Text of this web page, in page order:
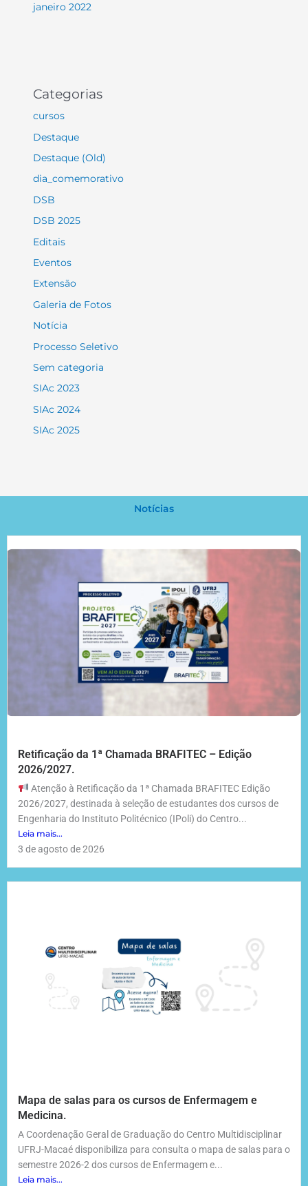
janeiro 2022
Categorias
cursos
Destaque
Destaque (Old)
dia_comemorativo
DSB
DSB 2025
Editais
Eventos
Extensão
Galeria de Fotos
Notícia
Processo Seletivo
Sem categoria
SIAc 2023
SIAc 2024
SIAc 2025
Notícias
Retificação da 1ª Chamada BRAFITEC – Edição
2026/2027.
Atenção à Retificação da 1ª Chamada BRAFITEC Edição
2026/2027, destinada à seleção de estudantes dos cursos de
Engenharia do Instituto Politécnico (IPoli) do Centro...
Leia mais...
3 de agosto de 2026
Mapa de salas para os cursos de Enfermagem e
Medicina.
A Coordenação Geral de Graduação do Centro Multidisciplinar
UFRJ-Macaé disponibiliza para consulta o mapa de salas para o
semestre 2026-2 dos cursos de Enfermagem e...
Leia mais...